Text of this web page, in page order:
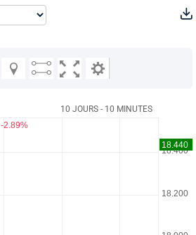
10 JOURS - 10 MINUTES
-2.89%